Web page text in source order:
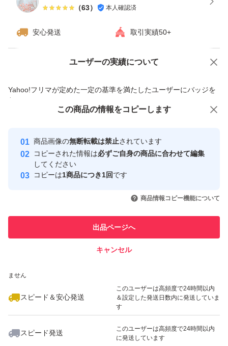
（63） 本人確認済
安心発送 取引実績50+
ユーザーの実績について
Yahoo!フリマが定めた一定の基準を満たしたユーザーにバッジを
付与しています
安心取引出品者
心・安全なユーザーです
取引実績
引を完了させた実績があります
での取引実績があります
ません
スピード＆安心発送
このユーザーは高頻度で24時間以内
＆設定した発送日数内に発送していま
す
スピード発送
このユーザーは高頻度で24時間以内
に発送しています
価格の相談 商品への質問
この商品の情報をコピーします
商品画像の無断転載は禁止されています
コピーされた情報は必ずご自身の商品に合わせて編集
してください
コピーは1商品につき1回です
商品情報コピー機能について
出品ページへ
キャンセル
この商品をみている人にオススメ
いいね！
900